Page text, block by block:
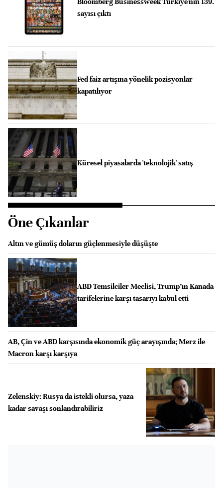
sayısı çıktı
Fed faiz artışına yönelik pozisyonlar
kapatılıyor
Küresel piyasalarda 'teknolojik' satış
Öne Çıkanlar
Altın ve gümüş doların güçlenmesiyle düşüşte
ABD Temsilciler Meclisi, Trump’ın Kanada
tarifelerine karşı tasarıyı kabul etti
AB, Çin ve ABD karşısında ekonomik güç arayışında; Merz ile
Macron karşı karşıya
Zelenskiy: Rusya da istekli olursa, yaza
kadar savaşı sonlandırabiliriz